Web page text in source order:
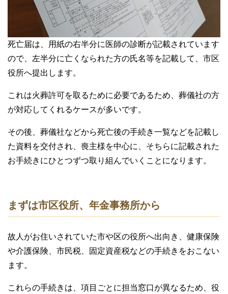
死亡届は、用紙の右半分に医師の診断が記載されています
ので、左半分に亡くなられた方の氏名等を記載して、市区
役所へ提出します。
これは火葬許可を取るために必要であるため、葬儀社の方
が対応してくれるケースが多いです。
その後、葬儀社などから死亡後の手続き一覧などを記載し
た資料を交付され、喪主様を中心に、そちらに記載された
お手続きにひとつずつ取り組んでいくことになります。
まずは市区役所、年金事務所から
故人がお住いされていた市や区の役所へ出向き、健康保険
や介護保険、市民税、固定資産税などの手続きをおこない
ます。
これらの手続きは、項目ごとに担当窓口が異なるため、役